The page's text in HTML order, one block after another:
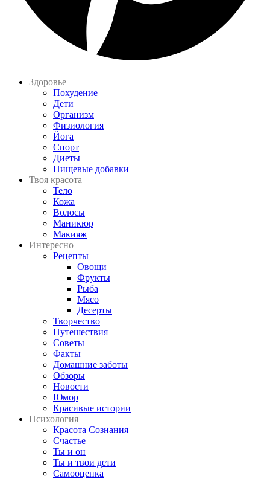
Здоровье
Похудение
Дети
Организм
Физиология
Йога
Спорт
Диеты
Пищевые добавки
Твоя красота
Тело
Кожа
Волосы
Маникюр
Макияж
Интересно
Рецепты
Овощи
Фрукты
Рыба
Мясо
Десерты
Творчество
Путешествия
Советы
Факты
Домашние заботы
Обзоры
Новости
Юмор
Красивые истории
Психология
Красота Сознания
Счастье
Ты и он
Ты и твои дети
Самооценка